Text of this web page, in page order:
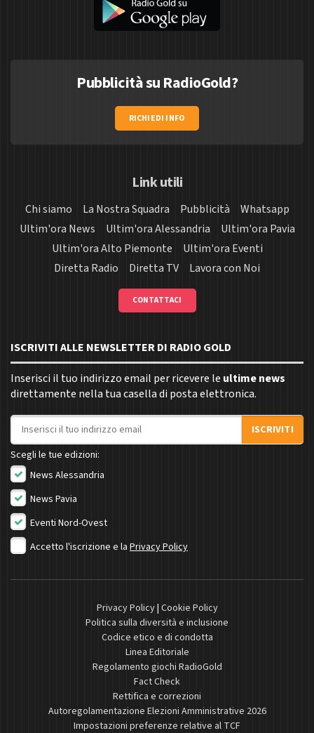
Pubblicità su RadioGold?
RICHIEDI INFO
Link utili
Chi siamo La Nostra Squadra Pubblicità
Whatsapp
Ultim'ora News
Ultim'ora Alessandria
Ultim'ora Pavia
Ultim'ora Alto Piemonte
Ultim'ora Eventi
Diretta Radio
Diretta TV Lavora con Noi
CONTATTACI
ISCRIVITI ALLE NEWSLETTER DI RADIO GOLD
Inserisci il tuo indirizzo email per ricevere le ultime news
direttamente nella tua casella di posta elettronica.
Indirizzo email
ISCRIVITI
Scegli le tue edizioni:
News Alessandria
News Pavia
Eventi Nord-Ovest
Accetto l'iscrizione e la Privacy Policy
Privacy Policy| Cookie Policy
Politica sulla diversità e inclusione
Codice etico e di condotta
Linea Editoriale
Regolamento giochi RadioGold
Fact Check
Rettifica e correzioni
Autoregolamentazione Elezioni Amministrative 2026
Impostazioni preferenze relative al TCF